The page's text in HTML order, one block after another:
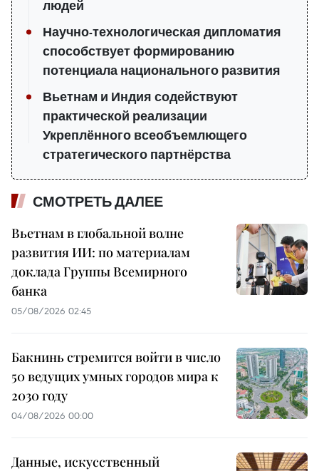
людей
Научно-технологическая дипломатия
способствует формированию
потенциала национального развития
Вьетнам и Индия содействуют
практической реализации
Укреплённого всеобъемлющего
стратегического партнёрства
СМОТРЕТЬ ДАЛЕЕ
Вьетнам в глобальной волне
развития ИИ: по материалам
доклада Группы Всемирного
банка
05/08/2026 02:45
Бакнинь стремится войти в число
50 ведущих умных городов мира к
2030 году
04/08/2026 00:00
Данные, искусственный